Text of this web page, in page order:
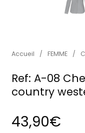
Accueil / FEMME /
Ref: A-08
country
43,90€